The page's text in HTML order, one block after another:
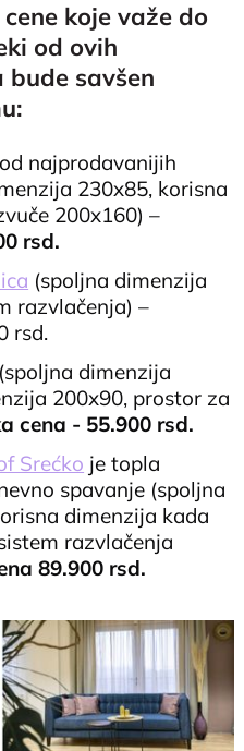
koje važe do
od ovih
savšen
najprodavanijih
230x85, korisna
200x160) –
rsd.
(spoljna dimenzija
razvlačenja) –
rsd.
dimenzija
200x90, prostor za
cena - 55.900 rsd.
Srećko je topla
spavanje (spoljna
dimenzija kada
razvlačenja
89.900 rsd.